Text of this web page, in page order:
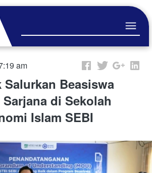
am
Salurkan Beasiswa
di Sekolah
Islam SEBI